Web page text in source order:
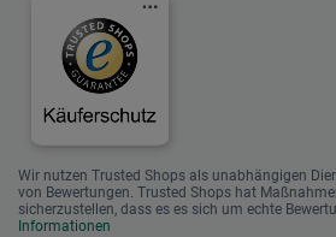
Wir nutzen Trusted Shops als unabhängigen
von Bewertungen. Trusted Shops hat
sicherzustellen, dass es es sich um echte
Informationen